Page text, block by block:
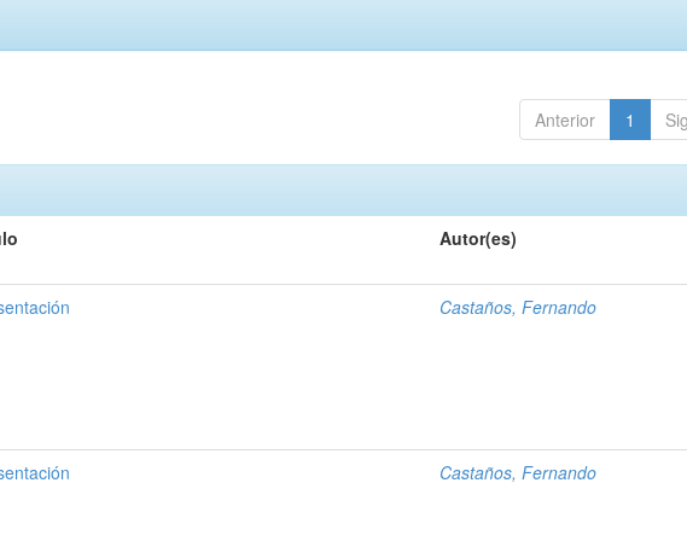
Anterior 1
Autor(es)
Castaños, Fernando
Castaños, Fernando